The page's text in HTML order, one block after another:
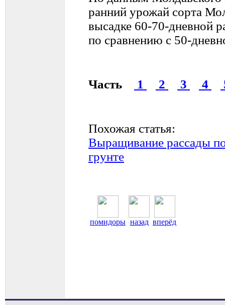
ранний урожай сорта
высадке 60-70-дневной
по сравнению с 50-
Часть 1 2 3 4
Похожая статья:
Выращивание рассады
грунте
помидоры назад вперёд